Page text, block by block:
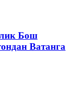
Бош
Ватанга